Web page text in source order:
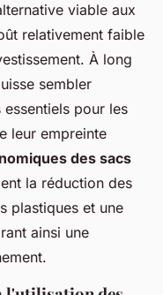
viable aux
relativement faible
À long
sembler
pour les
leur empreinte
des sacs
la réduction des
plastiques et une
ainsi une